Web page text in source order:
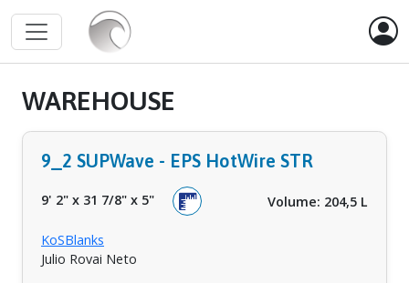
WAREHOUSE
9_2 SUPWave - EPS HotWire STR
9' 2" x 31 7/8" x 5" Volume: 204,5 L
KoSBlanks
Julio Rovai Neto